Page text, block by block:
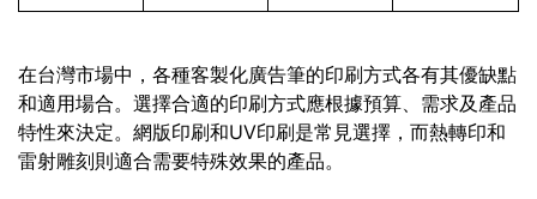
在台灣市場中，各種客製化廣告筆的印刷方式各有其優缺點
和適用場合。選擇合適的印刷方式應根據預算、需求及產品
特性來決定。網版印刷和UV印刷是常見選擇，而熱轉印和
雷射雕刻則適合需要特殊效果的產品。